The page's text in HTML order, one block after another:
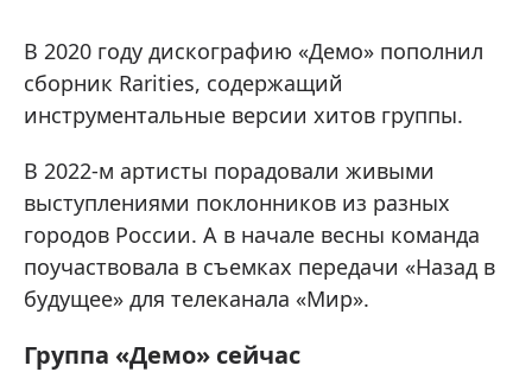
В 2020 году дискографию «Демо» пополнил
сборник Rarities, содержащий
инструментальные версии хитов группы.
В 2022-м артисты порадовали живыми
выступлениями поклонников из разных
городов России. А в начале весны команда
поучаствовала в съемках передачи «Назад в
будущее» для телеканала «Мир».
Группа «Демо» сейчас